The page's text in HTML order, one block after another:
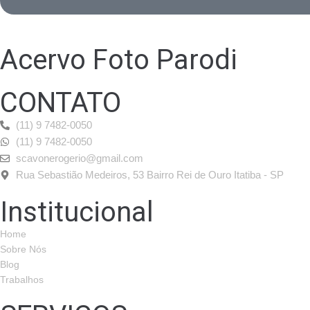
Acervo Foto Parodi
CONTATO
(11) 9 7482-0050
(11) 9 7482-0050
scavonerogerio@gmail.com
Rua Sebastião Medeiros, 53 Bairro Rei de Ouro Itatiba - SP
Institucional
Home
Sobre Nós
Blog
Trabalhos